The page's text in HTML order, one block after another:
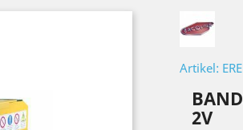
Artikel:
2V